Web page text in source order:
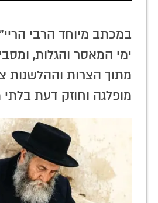
במכתב מיוחד הרבי
ימי המאסר והגלות,
מתוך הצרות וההלשנות
מופלגה וחוזק דעת בלתי